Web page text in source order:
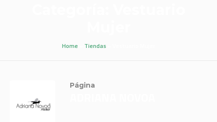
Home Tiendas
Página